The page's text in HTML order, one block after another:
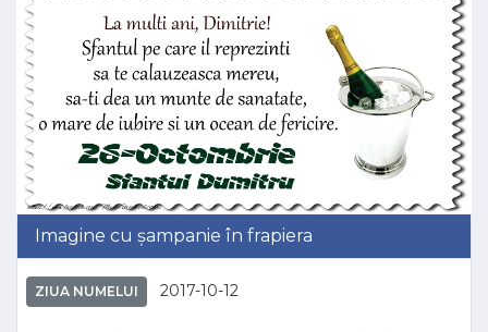
Imagine cu șampanie în frapiera
ZIUA NUMELUI 2017-10-12